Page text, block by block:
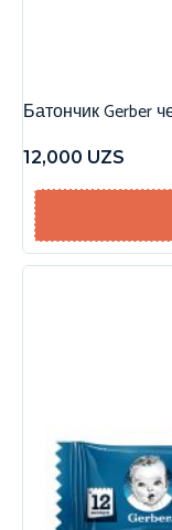
Батончик Gerber
12,000 UZS